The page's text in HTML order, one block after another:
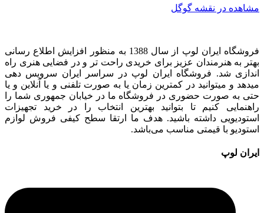
مشاهده در نقشه گوگل
فروشگاه ایران لوپ از سال 1388 به منظور افزایش اطلاع رسانی
بهتر به هنرمندان عزیز برای خریدی راحت تر و در فضایی هنری راه
اندازی شد. فروشگاه ایران لوپ در سراسر ایران سرویس دهی
میدهد و میتوانید در کمترین زمان یا به صورت تلفنی و یا آنلاین و یا
حتی به صورت حضوری در فروشگاه ما در خیابان جمهوری شما را
راهنمایی کنیم تا بتوانید بهترین انتخاب را در خرید تجهیزات
استودیویی داشته باشید. هدف ما ارتقا سطح کیفی فروش لوازم
استودیو با قیمتی مناسب می‌باشد.
ایران لوپ